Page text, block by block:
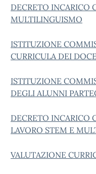
DECRETO INCARICO
MULTILINGUISMO
ISTITUZIONE
CURRICULA DEI
ISTITUZIONE
DEGLI ALUNNI
DECRETO INCARICO
LAVORO STEM E
VALUTAZIONE